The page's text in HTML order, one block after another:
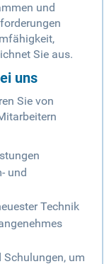
und
Sie aus.
uns
Sie von
und
Technik
Schulungen, um